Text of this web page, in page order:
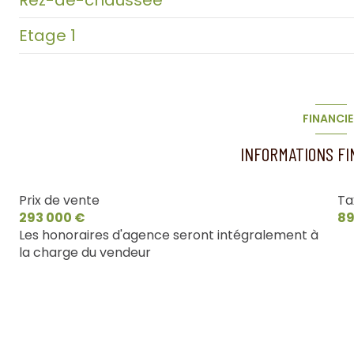
cuisine
couloir
WC
cuisine
Etage 1
chambre
salle de bain
salon/sejour
INFORMATIONS
Prix de vente
293 000 €
Les honoraires d'agence seront intégralement à
la charge du vendeur